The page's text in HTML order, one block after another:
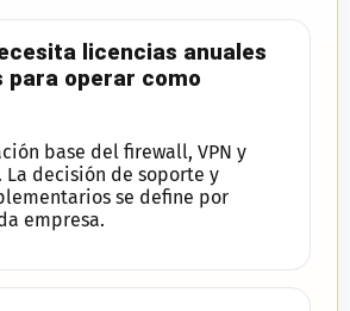
licencias anuales
para operar como
base del firewall, VPN y
La decisión de soporte y
se define por
empresa.